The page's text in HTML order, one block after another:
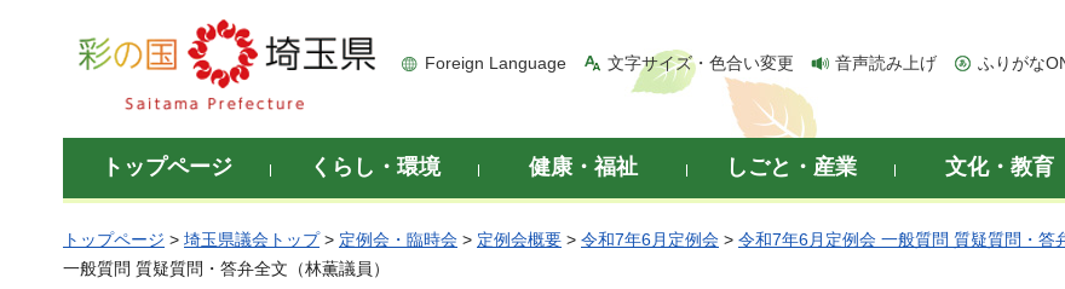
彩の国 埼玉県
Foreign Language 文字サイズ・色合い変更 音声読み上げ ふりがな
トップページ くらし・環境 健康・福祉 しごと・産業 文化・教育
トップページ > 埼玉県議会トップ> 定例会・臨時会 > 定例会概要 > 令和7年6月定例会 > 令和7年6月定例会 一般質問 質疑質問・答
一般質問 質疑質問・答弁全文（林薫議員）